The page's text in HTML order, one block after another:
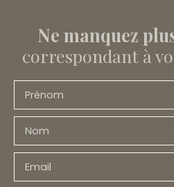
Ne manquez
correspondant à
Prénom
Nom
Email